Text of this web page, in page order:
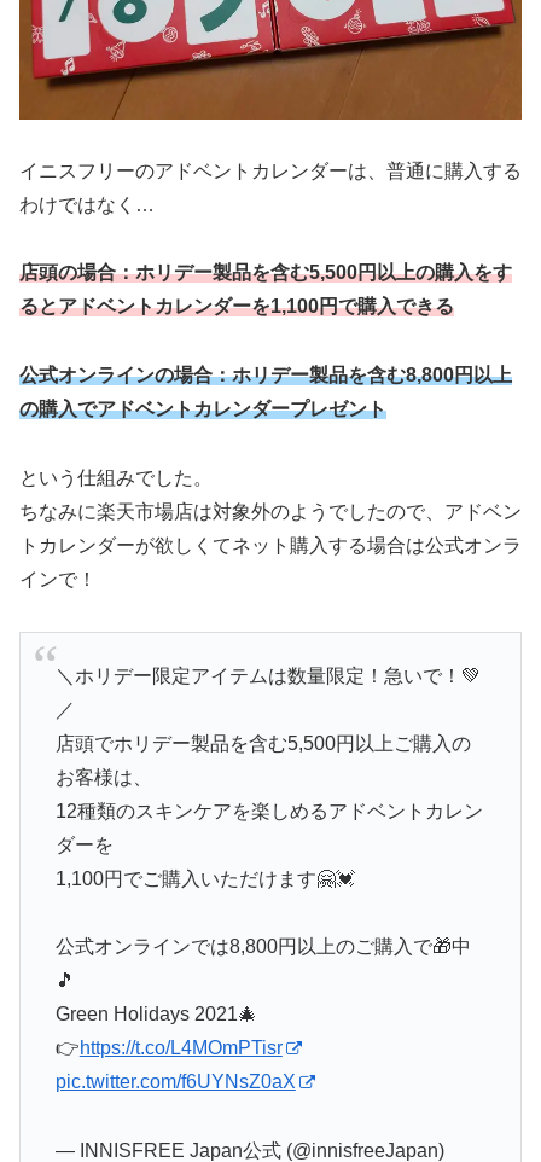
イニスフリーのアドベントカレンダーは、普通に購入する
わけではなく…
店頭の場合：ホリデー製品を含む5,500円以上の購入をす
るとアドベントカレンダーを1,100円で購入できる
公式オンラインの場合：ホリデー製品を含む8,800円以上
の購入でアドベントカレンダープレゼント
という仕組みでした。
ちなみに楽天市場店は対象外のようでしたので、アドベン
トカレンダーが欲しくてネット購入する場合は公式オンラ
インで！
＼ホリデー限定アイテムは数量限定！急いで！💚
／
店頭でホリデー製品を含む5,500円以上ご購入の
お客様は、
12種類のスキンケアを楽しめるアドベントカレン
ダーを
1,100円でご購入いただけます🤗💓
公式オンラインでは8,800円以上のご購入で🎁中
🎵
Green Holidays 2021🎄
👉https://t.co/L4MOmPTisr
pic.twitter.com/f6UYNsZ0aX
— INNISFREE Japan公式 (@innisfreeJapan)